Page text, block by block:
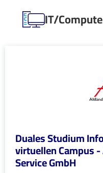
IT/
Duales Studium
virtuellen Campus
Service GmbH